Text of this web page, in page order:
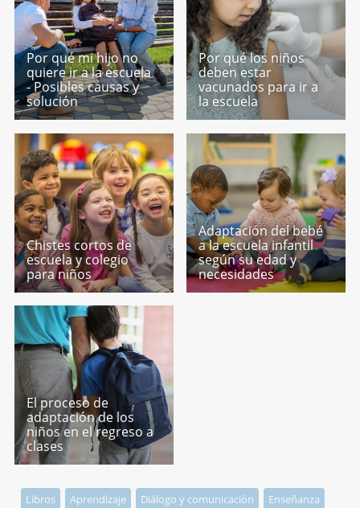
Por qué mi hijo no
quiere ir a la escuela
- Posibles causas y
solución
Por qué los niños
deben estar
vacunados para ir a
la escuela
Chistes cortos de
escuela y colegio
para niños
Adaptación del bebé
a la escuela infantil
según su edad y
necesidades
El proceso de
adaptación de los
niños en el regreso a
clases
Libros Aprendizaje Diálogo y comunicación Enseñanza